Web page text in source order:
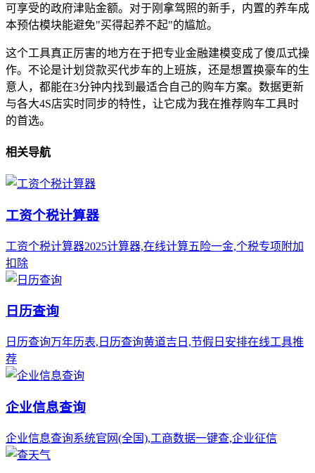
可享受的政府津贴金额。对于刚拿驾照的新手，内置的养车成
本预估模块能避免"买得起养不起"的尴尬。
这个工具真正厉害的地方在于把专业金融建模变成了傻瓜式操
作。不论是计划贷款买代步车的上班族，还是想置换豪车的生
意人，都能在3分钟内找到最适合自己的购车方案。数据更新
与各大4S店实时同步的特性，让它成为我在推荐购车工具时
的首选。
相关导航
工资个税计算器
工资个税计算器2025计算器,在线计算五险一金,个税专项附加
扣除
日历查询
日历查询万年历表,日历查询黄道吉日,节假日安排在线工具推
荐
企业信息查询
企业信息查询系统官网(全国),工商数据一键查,企业征信